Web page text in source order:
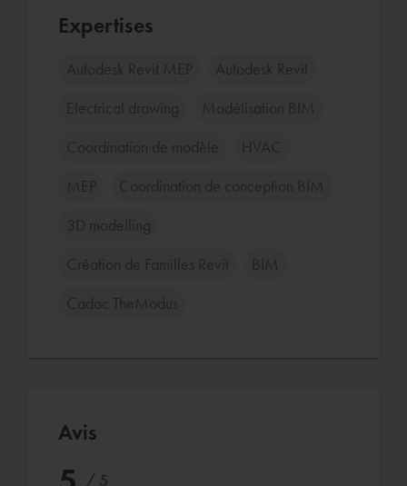
Expertises
Autodesk Revit MEP Autodesk Revit
Electrical drawing Modélisation BIM
Coordination de modèle HVAC
MEP Coordination de conception BIM
3D modelling
Création de Familles Revit BIM
Cadac TheModus
Avis
/ 5